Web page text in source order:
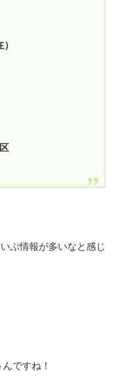
ぶ情報が多いなと感じ
んですね！